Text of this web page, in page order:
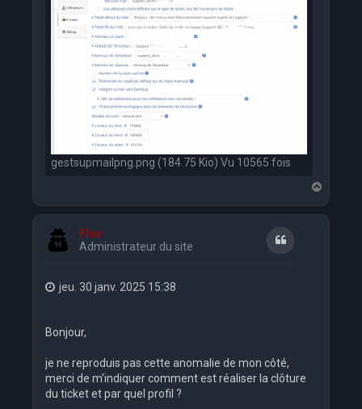
gestsupmailpng.png (184.75 Kio) Vu 10565 fois
a
u
Flox
Administrateur du site
Citation
jeu. 30 janv. 2025 15:38
Bonjour,
je ne reproduis pas cette anomalie de mon côté,
merci de m'indiquer comment est réaliser la clôture
du ticket et par quel profil ?